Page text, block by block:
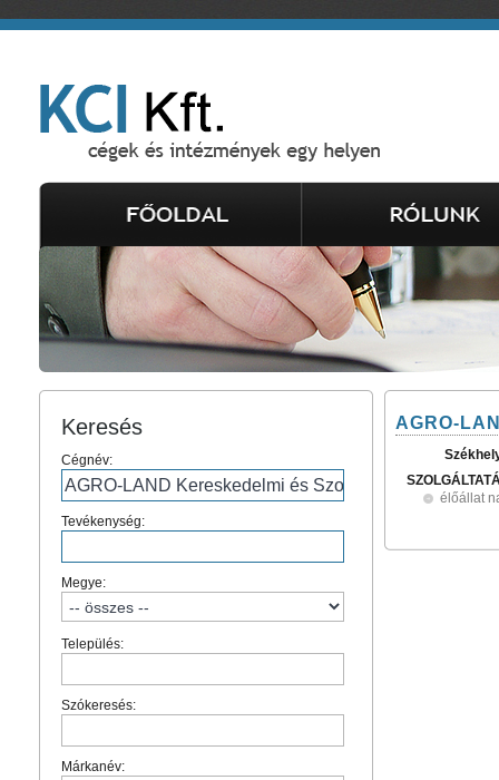
Keresés
Cégnév:
Tevékenység:
Megye:
Település:
Szókeresés:
Márkanév:
AGRO-
élőállat